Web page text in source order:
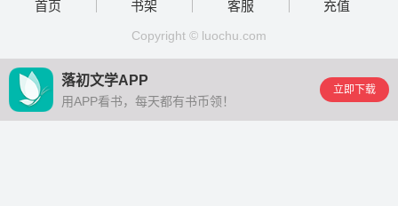
首页 书架 客服 充值
Copyright © luochu.com
落初文学APP
用APP看书，每天都有书币领！
立即下载